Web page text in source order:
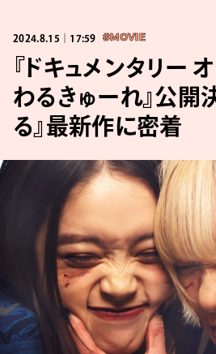
2024.8.15｜17:59 #MOVIE
『ドキュメンタリー
わるきゅーれ』公開
る』最新作に密着